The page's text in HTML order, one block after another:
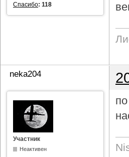
Спасибо: 118
neka204
Участник
Неактивен